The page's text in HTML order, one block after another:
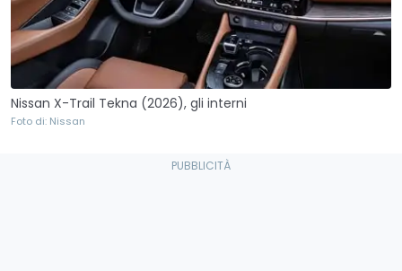
Nissan X-Trail Tekna (2026), gli interni
Foto di: Nissan